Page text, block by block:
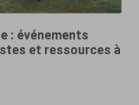
: événements
et ressources à